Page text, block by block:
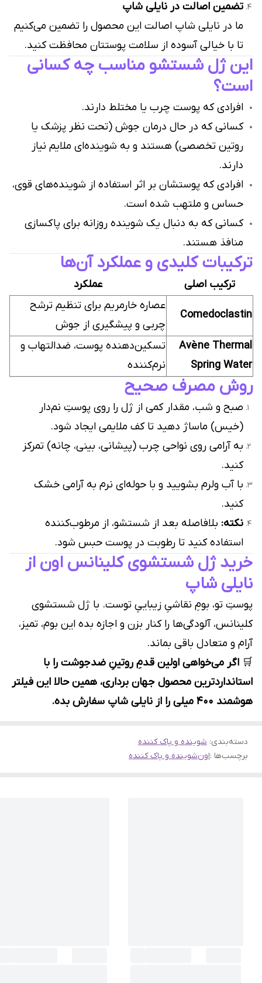
تضمین اصالت در نایلی شاپ
ما در نایلی شاپ اصالت این محصول را تضمین می‌کنیم
تا با خیالی آسوده از سلامت پوستتان محافظت کنید.
این ژل شستشو مناسب چه کسانی
است؟
افرادی که پوست چرب یا مختلط دارند.
کسانی که در حال درمان جوش (تحت نظر پزشک یا
روتین تخصصی) هستند و به شوینده‌ای ملایم نیاز
دارند.
افرادی که پوستشان بر اثر استفاده از شوینده‌های قوی،
حساس و ملتهب شده است.
کسانی که به دنبال یک شوینده روزانه برای پاکسازی
منافذ هستند.
ترکیبات کلیدی و عملکرد آن‌ها
ترکیب اصلی عملکرد
Comedoclastin
عصاره خارمریم برای تنظیم ترشح
چربی و پیشگیری از جوش
Avène Thermal
Spring Water
تسکین‌دهنده پوست، ضدالتهاب و
نرم‌کننده
روش مصرف صحیح
صبح و شب، مقدار کمی از ژل را روی پوستِ نم‌دار
(خیس) ماساژ دهید تا کف ملایمی ایجاد شود.
به آرامی روی نواحی چرب (پیشانی، بینی، چانه) تمرکز
کنید.
با آب ولرم بشویید و با حوله‌ای نرم به آرامی خشک
کنید.
نکته: بلافاصله بعد از شستشو، از مرطوب‌کننده
استفاده کنید تا رطوبت در پوست حبس شود.
خرید ژل شستشوی کلینانس اون از
نایلی شاپ
پوستِ تو، بومِ نقاشیِ زیباییِ توست. با ژل شستشوی
کلینانس، آلودگی‌ها را کنار بزن و اجازه بده این بوم، تمیز،
آرام و متعادل باقی بماند.
🛒 اگر می‌خواهی اولین قدمِ روتینِ ضدجوشت را با
استانداردترین محصول جهان برداری، همین حالا این فیلتر
هوشمند ۴۰۰ میلی را از نایلی شاپ سفارش بده.
دسته‌بندی: شوینده و پاک کننده
برچسب‌ها :اونشوینده و پاک کننده